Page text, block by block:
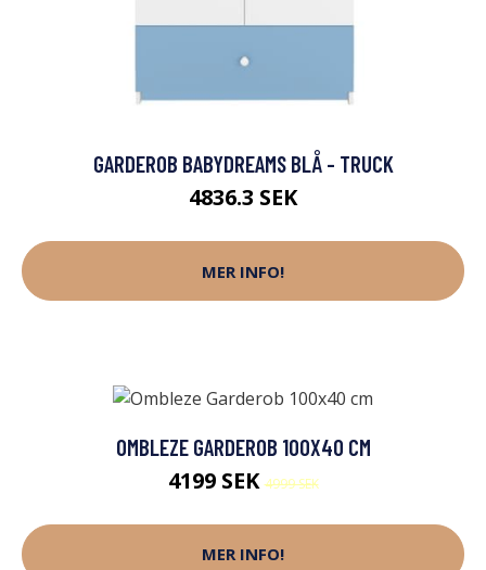
GARDEROB BABYDREAMS BLÅ - TRUCK
4836.3 SEK
MER INFO!
OMBLEZE GARDEROB 100X40 CM
4199 SEK4999 SEK
MER INFO!